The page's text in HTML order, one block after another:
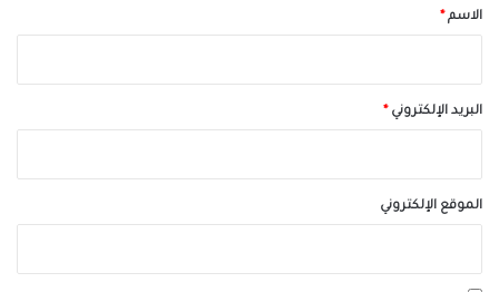
*الاسم*
البريد الإلكتروني*
الموقع الإلكتروني